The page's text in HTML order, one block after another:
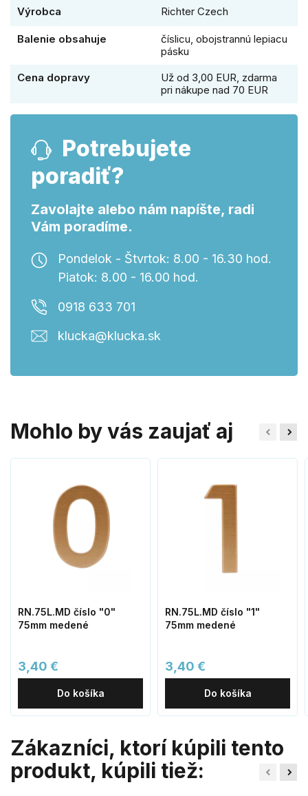
Výrobca Richter Czech
Balenie obsahuje
číslicu, obojstrannú lepiacu
pásku
Cena dopravy
Už od 3,00 EUR, zdarma
pri nákupe nad 70 EUR
Potrebujete
poradiť?
Zavolajte alebo nám napíšte, radi
Vám poradíme.
Pondelok - Štvrtok: 8.00 - 16.30 hod.
Piatok: 8.00 - 16.00 hod.
0918 633 701
klucka@klucka.sk
Mohlo by vás zaujať aj
RN.75L.MD číslo "0"
75mm medené
3,40 €
Do košíka
RN.75L.MD číslo "1"
75mm medené
3,40 €
Do košíka
Zákazníci, ktorí kúpili tento
produkt, kúpili tiež: